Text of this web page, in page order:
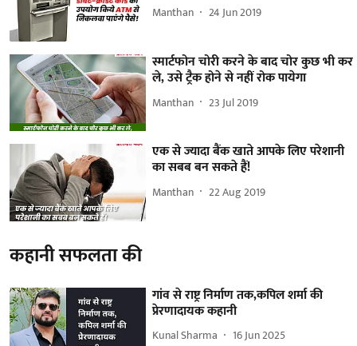
Manthan 24 Jun 2019
स्मार्टफोन चोरी करने के बाद चोर कुछ भी कर
ले, उसे ट्रैक होने से नहीं रोक पायेगा
Manthan 23 Jul 2019
एक से ज्यादा बैंक खाते आपके लिए परेशानी
का सबब बन सकते हैं!
Manthan 22 Aug 2019
कहानी सफलता की
गांव से राष्ट्र निर्माण तक,कपिल शर्मा की
प्रेरणादायक कहानी
Kunal Sharma 16 Jun 2025